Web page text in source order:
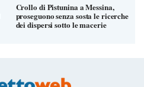
Crollo di Pistunina a Messina,
proseguono senza sosta le ricerche
dei dispersi sotto le macerie